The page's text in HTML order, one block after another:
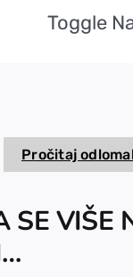
Toggle
Pročitaj
SE VIŠE